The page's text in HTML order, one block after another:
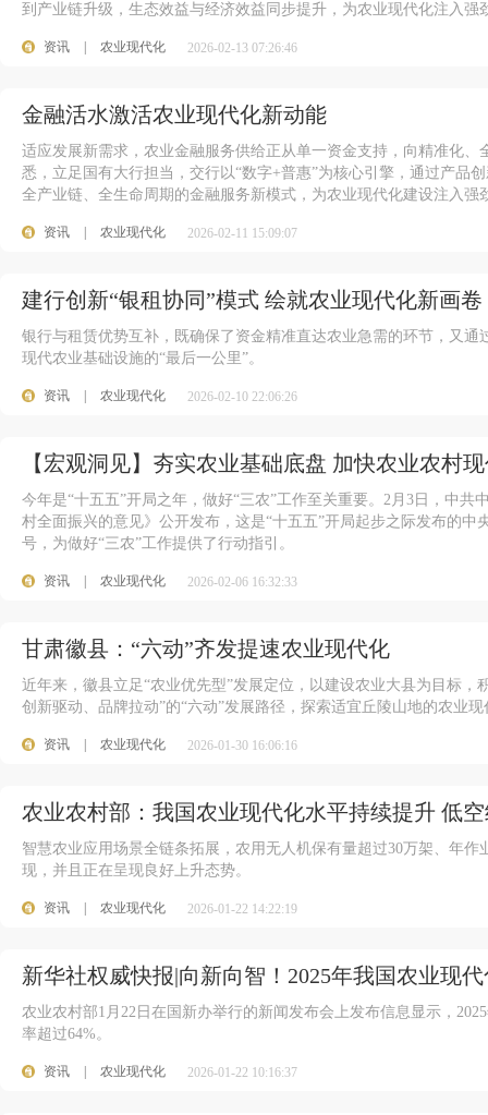
到产业链升级，生态效益与经济效益同步提升，为农业现代化注入强
资讯 农业现代化 2026-02-13 07:26:46
金融活水激活农业现代化新动能
适应发展新需求，农业金融服务供给正从单一资金支持，向精准化
悉，立足国有大行担当，交行以“数字+普惠”为核心引擎，通过产品
全产业链、全生命周期的金融服务新模式，为农业现代化建设注入强
资讯 农业现代化 2026-02-11 15:09:07
建行创新“银租协同”模式 绘就农业现代化新画卷
银行与租赁优势互补，既确保了资金精准直达农业急需的环节，又
现代农业基础设施的“最后一公里”。
资讯 农业现代化 2026-02-10 22:06:26
【宏观洞见】夯实农业基础底盘 加快农业农村
今年是“十五五”开局之年，做好“三农”工作至关重要。2月3日，中
村全面振兴的意见》公开发布，这是“十五五”开局起步之际发布的
号，为做好“三农”工作提供了行动指引。
资讯 农业现代化 2026-02-06 16:32:33
甘肃徽县：“六动”齐发提速农业现代化
近年来，徽县立足“农业优先型”发展定位，以建设农业大县为目标
创新驱动、品牌拉动”的“六动”发展路径，探索适宜丘陵山地的农业
资讯 农业现代化 2026-01-30 16:06:16
农业农村部：我国农业现代化水平持续提升 低
智慧农业应用场景全链条拓展，农用无人机保有量超过30万架、年
现，并且正在呈现良好上升态势。
资讯 农业现代化 2026-01-22 14:22:19
新华社权威快报|向新向智！2025年我国农业现
农业农村部1月22日在国新办举行的新闻发布会上发布信息显示，
率超过64%。
资讯 农业现代化 2026-01-22 10:16:37